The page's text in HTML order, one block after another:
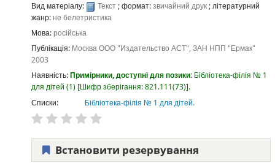
Вид матеріалу:
Текст; формат:звичайний друк; літературний
жанр:не белетристика
Мова:російська
Публікація: МоскваООО "Издательство АСТ", ЗАН НПП "Ермак"
2003
Наявність:Примірники, доступні для позики: Бібліотека-філія № 1
для дітей (1) Шифр зберігання:821.111(73) .
Списки:
Бібліотека-філія № 1 для дітей.
Встановити резервування